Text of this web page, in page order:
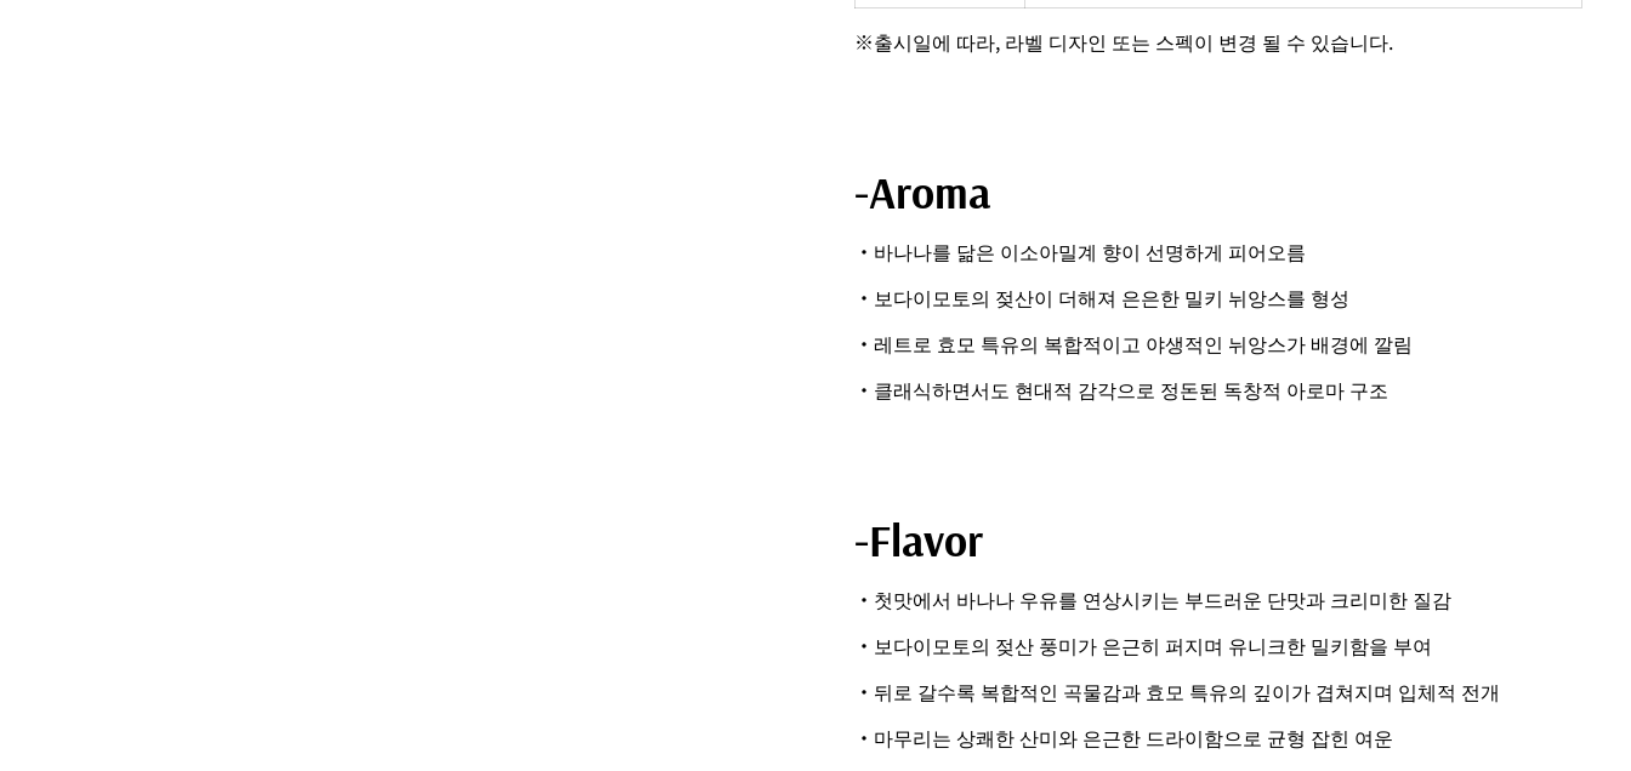
※출시일에 따라, 라벨 디자인 또는 스펙이 변경 될 수 있습니다.
-Aroma
・바나나를 닮은 이소아밀계 향이 선명하게 피어오름
・보다이모토의 젖산이 더해져 은은한 밀키 뉘앙스를 형성
・레트로 효모 특유의 복합적이고 야생적인 뉘앙스가 배경에 깔림
・클래식하면서도 현대적 감각으로 정돈된 독창적 아로마 구조
-Flavor
・첫맛에서 바나나 우유를 연상시키는 부드러운 단맛과 크리미한 질감
・보다이모토의 젖산 풍미가 은근히 퍼지며 유니크한 밀키함을 부여
・뒤로 갈수록 복합적인 곡물감과 효모 특유의 깊이가 겹쳐지며 입체적 전개
・마무리는 상쾌한 산미와 은근한 드라이함으로 균형 잡힌 여운